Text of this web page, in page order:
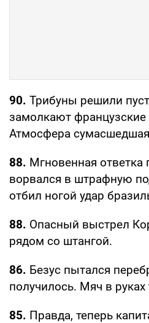
90. Трибуны решили
замолкают
Атмосфера
88. Мгновенная ответка
ворвался в штрафную
отбил ногой удар
88. Опасный выстрел
рядом со штангой.
86. Безус пытался
получилось. Мяч в
85. Правда, теперь